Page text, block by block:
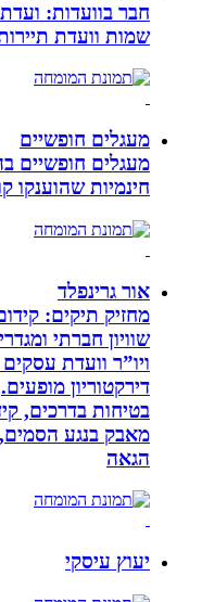
חבר בוועדות: ועדת
שמות וועדת תיירות
מעגלים חופשיים
מעגלים חופשיים
חינמיות שהוענקו
אור גרינפלד
מחזיק תיקים: קידום
שוויון חברתי ומגדרי
ויו”ר וועדת עסקים
דירקטוריון
בטיחות בדרכים,
מאבק בנגע הסמים,
הגאה
יעוץ עיסקי